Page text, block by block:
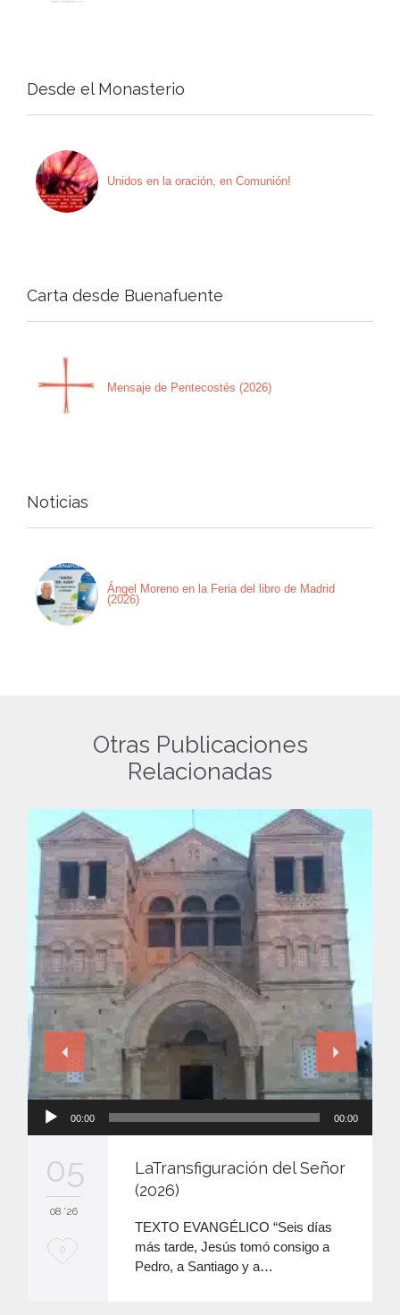
Desde el Monasterio
Unidos en la oración, en Comunión!
Carta desde Buenafuente
Mensaje de Pentecostés (2026)
Noticias
Ángel Moreno en la Feria del libro de Madrid
(2026)
Otras Publicaciones
Relacionadas
00:00 00:00
05
08 '26
M
0
LaTransfiguración del Señor
(2026)
TEXTO EVANGÉLICO “Seis días
más tarde, Jesús tomó consigo a
Pedro, a Santiago y a…